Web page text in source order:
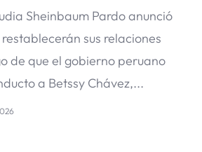
Sheinbaum Pardo anunció
sus relaciones
de que el gobierno peruano
a Betssy Chávez,...